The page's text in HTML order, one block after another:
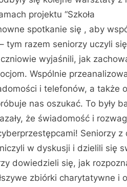
projektu “Szkoła
spotkanie się , aby
tym razem seniorzy uczyli
wyjaśnili, jak
Wspólnie
i telefonów, a także
nas oszukać. To były
że świadomość i
Seniorzy z
w dyskusji i dzielili się
dowiedzieli się, jak
zbiórki charytatywne i